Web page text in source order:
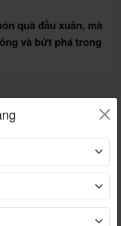
quà đầu xuân, mà
và bứt phá trong